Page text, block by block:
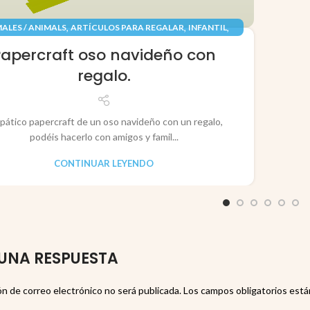
/ ANIMALS, ARTÍCULOS PARA REGALAR, INFANTIL,
oso navideño con
regalo.
papercraft de un oso navideño con un regalo,
podéis hacerlo con amigos y famil...
CONTINUAR LEYENDO
RESPUESTA
de correo electrónico no será publicada. Los campos obligatorios